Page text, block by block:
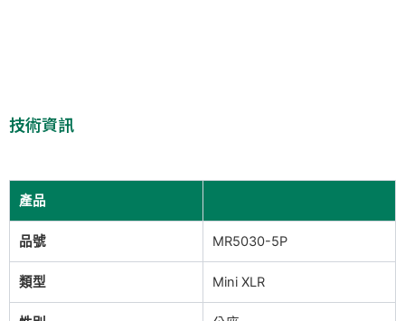
技術資訊
產品
品號 MR5030-5P
類型 Mini XLR